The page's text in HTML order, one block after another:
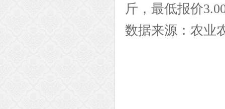
斤，最低报价
数据来源：农业